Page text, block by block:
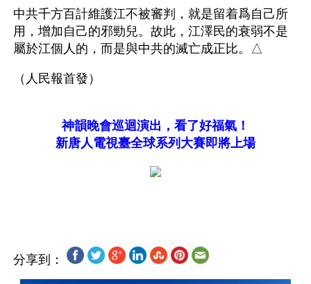
中共千方百計維護江不被審判，就是留着爲自己所
用，增加自己的邪勁兒。故此，江澤民的衰弱不是
屬於江個人的，而是與中共的滅亡成正比。△
（人民報首發）
神韻晚會巡迴演出，看了好福氣！
新唐人電視臺全球系列大賽即將上場
分享到：